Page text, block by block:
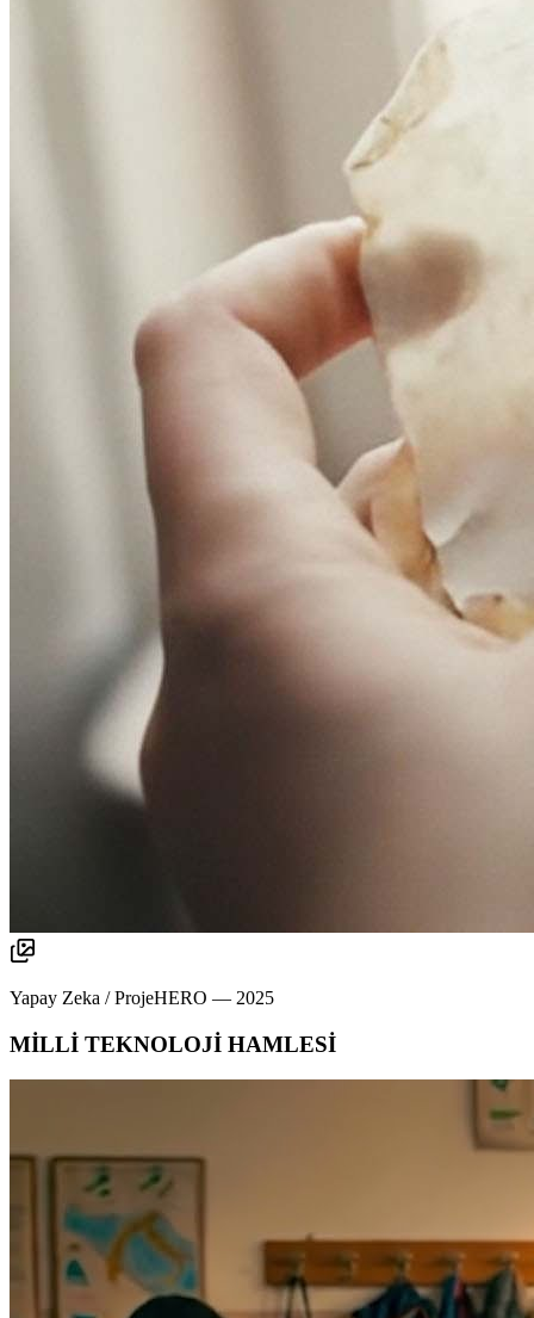
Yapay Zeka / ProjeHERO — 2025
MİLLİ TEKNOLOJİ HAMLESİ